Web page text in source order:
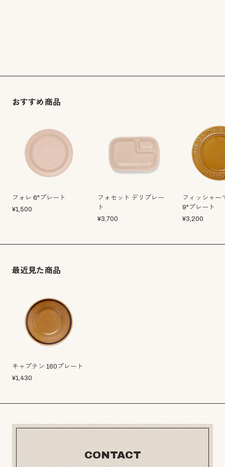
おすすめ商品
フォレ 6"プレート
¥1,500
フォセット デリプレー
ト
¥3,700
フィッシャー
9"プレート
¥3,200
最近見た商品
キャプテン 160プレート
¥1,430
CONTACT